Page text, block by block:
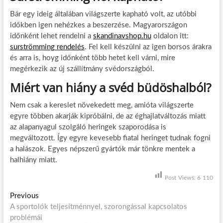
Bár egy ideig általában világszerte kapható volt, az utóbbi
időkben igen nehézkes a beszerzése. Magyarországon
időnként lehet rendelni a skandinavshop.huoldalon itt:
surströmming rendelés. Fel kell készülni az igen borsos árakra
és arra is, hoyg időnként több hetet kell várni, mire
megérkezik az új szállítmány svédországból.
Miért van hiány a svéd büdöshalból?
Nem csak a kereslet növekedett meg, amióta világszerte
egyre többen akarják kipróbálni, de az éghajlatváltozás miatt
az alapanyagul szolgáló heringek szaporodása is
megváltozott. Így egyre kevesebb fiatal heringet tudnak fogni
a halászok. Egyes népszerű gyártók már tönkre mentek a
halhiány miatt.
Post Views: 6 110
B
e
Previous
r
e
A sportolók teljesítménnyel, szorongással kapcsolatos
problémái